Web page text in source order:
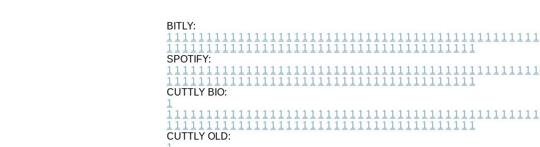
BITLY:
1 1 1 1 1 1 1 1 1 1 1 1 1 1 1 1 1 1 1 1 1 1 1 1 1 1 1 1 1 1 1 1 1 1 1 1 1 1 1 1 1 1 1 1 1 1 1
1 1 1 1 1 1 1 1 1 1 1 1 1 1 1 1 1 1 1 1 1 1 1 1 1 1 1 1 1 1 1 1 1 1 1 1 1 1 1
SPOTIFY:
1 1 1 1 1 1 1 1 1 1 1 1 1 1 1 1 1 1 1 1 1 1 1 1 1 1 1 1 1 1 1 1 1 1 1 1 1 1 1 1 1 1 1 1 1 1 1
1 1 1 1 1 1 1 1 1 1 1 1 1 1 1 1 1 1 1 1 1 1 1 1 1 1 1 1 1 1 1 1 1 1 1 1 1 1 1
CUTTLY BIO:
1
1 1 1 1 1 1 1 1 1 1 1 1 1 1 1 1 1 1 1 1 1 1 1 1 1 1 1 1 1 1 1 1 1 1 1 1 1 1 1 1 1 1 1 1 1 1 1
1 1 1 1 1 1 1 1 1 1 1 1 1 1 1 1 1 1 1 1 1 1 1 1 1 1 1 1 1 1 1 1 1 1 1 1 1 1 1
CUTTLY OLD: